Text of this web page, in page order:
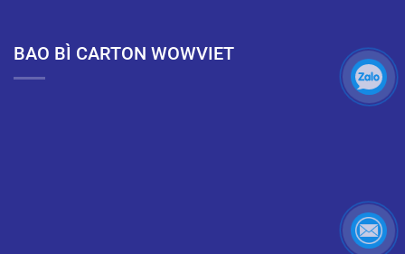
BAO BÌ CARTON WOWVIET